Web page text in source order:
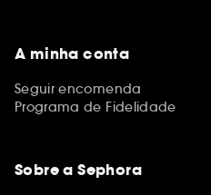
A minha conta
Seguir encomenda
Programa de Fidelidade
Sobre a Sephora